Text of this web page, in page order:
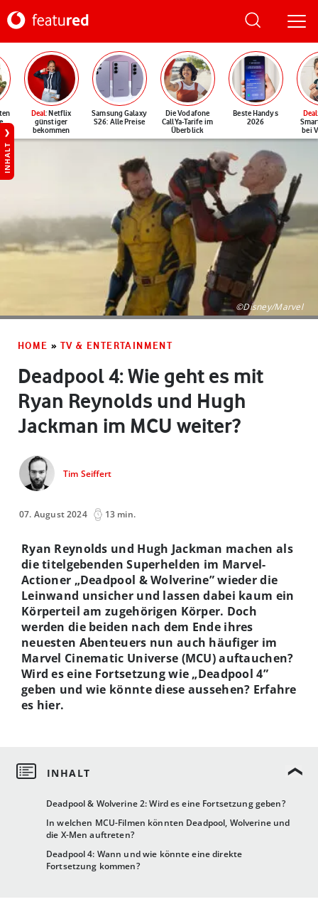
Deal: Netflix
günstiger
bekommen
Samsung Galaxy
S26: Alle Preise
Die Vodafone
CallYa-Tarife im
Überblick
Beste Handys
2026
Deal
bei
INHALT
©Disney/Marvel
HOME » TV & ENTERTAINMENT
Deadpool 4: Wie geht es mit
Ryan Reynolds und Hugh
Jackman im MCU weiter?
Tim Seiffert
07. August 2024 13 min.
Deadpool & Wolverine 2: Wird es eine Fortsetzung geben?
In welchen MCU-Filmen könnten Deadpool, Wolverine und
die X-Men auftreten?
Deadpool 4: Wann und wie könnte eine direkte
Fortsetzung kommen?
Ryan Reynolds und Hugh Jackman machen als
die titelgebenden Superhelden im Marvel-
Actioner „Deadpool & Wolverine” wieder die
Leinwand unsicher und lassen dabei kaum ein
Körperteil am zugehörigen Körper. Doch
werden die beiden nach dem Ende ihres
neuesten Abenteuers nun auch häufiger im
Marvel Cinematic Universe (MCU) auftauchen?
Wird es eine Fortsetzung wie „Deadpool 4”
geben und wie könnte diese aussehen? Erfahre
es hier.